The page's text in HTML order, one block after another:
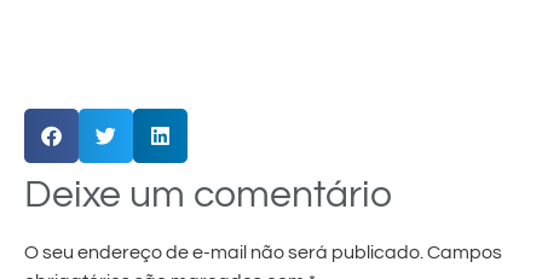
Deixe um comentário
O seu endereço de e-mail não será publicado. Campos